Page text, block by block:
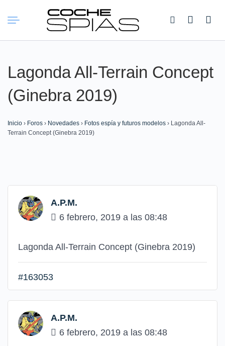
Buscar:
Lagonda All-Terrain Concept
(Ginebra 2019)
Inicio › Foros › Novedades › Fotos espía y futuros modelos › Lagonda All-
Terrain Concept (Ginebra 2019)
A.P.M.
6 febrero, 2019 a las 08:48
Lagonda All-Terrain Concept (Ginebra 2019)
#163053
A.P.M.
6 febrero, 2019 a las 08:48